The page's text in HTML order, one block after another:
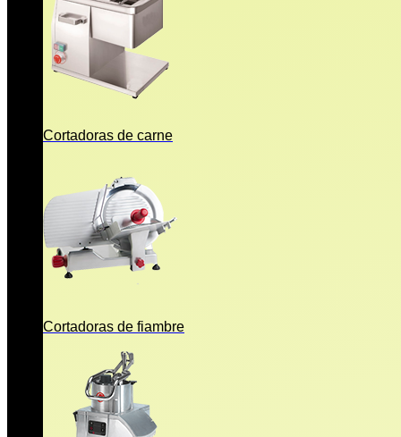
Cortadoras de carne
Cortadoras de fiambre